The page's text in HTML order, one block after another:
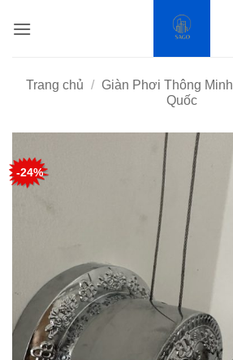
qua
Trang chủ
/ Giàn Phơi Thông Minh
Quốc
-24%